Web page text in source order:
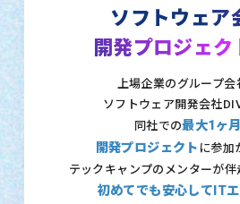
ソフトウェア
開発プロジェク
上場企業のグループ
ソフトウェア開発会社
同社での最大1ヶ
開発プロジェクト に参加
テックキャンプのメンターが伴
初めてでも安心してIT